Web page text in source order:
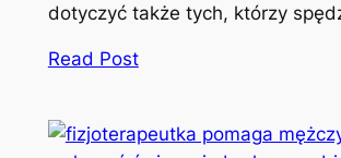
dotyczyć także tych, którzy
Read Post